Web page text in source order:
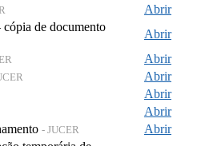
Abrir
de documento
Abrir
Abrir
Abrir
Abrir
Abrir
- JUCER
Abrir